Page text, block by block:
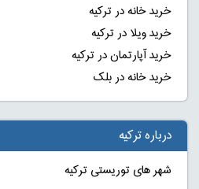
خرید خانه در ترکیه
خرید ویلا در ترکیه
خرید آپارتمان در ترکیه
خرید خانه در بلک
درباره ترکیه
شهر های توریستی ترکیه